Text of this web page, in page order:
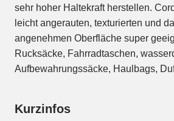
sehr hoher Haltekraft herstellen.
leicht angerauten, texturierten und
angenehmen Oberfläche super
Rucksäcke, Fahrradtaschen,
Aufbewahrungssäcke, Haulbags,
Kurzinfos